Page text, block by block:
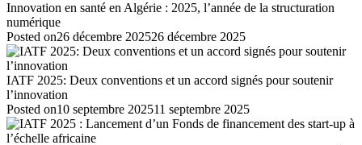
Innovation en santé en Algérie : 2025, l’année de la structuration
numérique
Posted on26 décembre 202526 décembre 2025
IATF 2025: Deux conventions et un accord signés pour soutenir
l’innovation
Posted on10 septembre 202511 septembre 2025